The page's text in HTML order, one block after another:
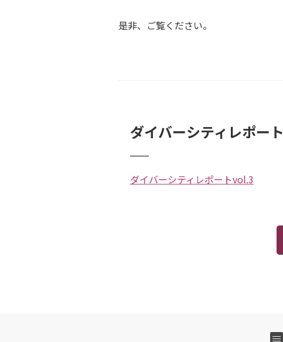
是非、ご覧ください。
ダイバーシティレポート
ダイバーシティレポートvol.3